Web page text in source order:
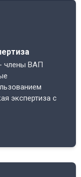
члены ВАП
экспертиза с